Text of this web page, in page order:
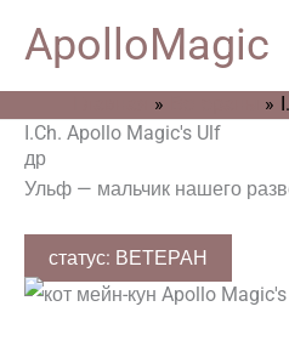
содержимому
ApolloMagic
I.Ch. Apollo Magic's Ulf
др
Ульф — мальчик нашего
статус: ВЕТЕРАН